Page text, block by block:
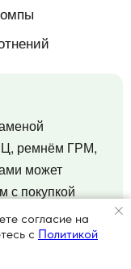
ремнём ГРМ,
может
с покупкой
мотор даёт
и понятный
согласие на
с Политикой